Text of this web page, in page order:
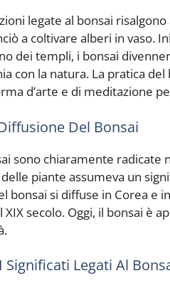
legate al bonsai
a coltivare alberi in vaso.
dei templi, i bonsai
con la natura. La pratica
d’arte e di meditazione
Del Bonsai
sono chiaramente radicate
piante assumeva un
bonsai si diffuse in Corea e
secolo. Oggi, il bonsai è
Significati Legati Al